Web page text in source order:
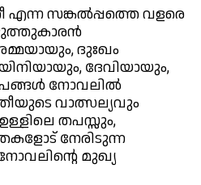
എന്ന സങ്കൽപ്പത്തെ വളരെ
ദുഃഖം
ദേവിയായും,
നോവലിൽ
വാത്സല്യവും
തപസ്സും,
നേരിടുന്ന
മുഖ്യ